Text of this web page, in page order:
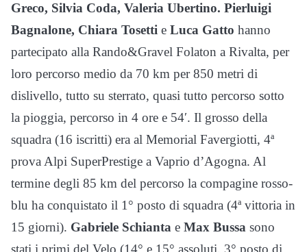
Greco, Silvia Coda, Valeria Ubertino. Pierluigi
Bagnalone, Chiara Tosetti e Luca Gatto hanno
partecipato alla Rando&Gravel Folaton a Rivalta, per
loro percorso medio da 70 km per 850 metri di
dislivello, tutto su sterrato, quasi tutto percorso sotto
la pioggia, percorso in 4 ore e 54′. Il grosso della
squadra (16 iscritti) era al Memorial Favergiotti, 4ª
prova Alpi SuperPrestige a Vaprio d’Agogna. Al
termine degli 85 km del percorso la compagine rosso-
blu ha conquistato il 1° posto di squadra (4ª vittoria in
15 giorni). Gabriele Schianta e Max Bussa sono
stati i primi del Velo (14° e 15° assoluti, 3° posto di